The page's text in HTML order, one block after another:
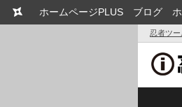
ホームページPLUS ブログ
忍者ツ